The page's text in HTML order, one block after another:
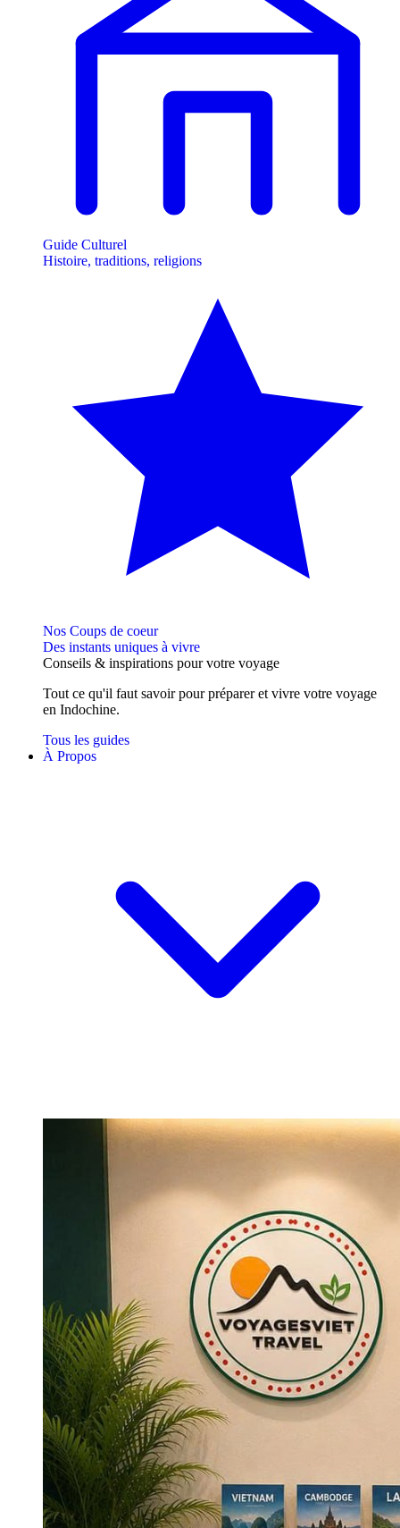
Guide Culturel
Histoire, traditions, religions
Nos Coups de coeur
Des instants uniques à vivre
Conseils & inspirations pour votre voyage
Tout ce qu'il faut savoir pour préparer et vivre votre voyage
en Indochine.
Tous les guides
À Propos